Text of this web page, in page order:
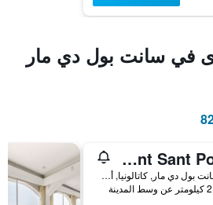
في سانت بول دي مار
Apartment Beach Front Sant Pol
سانت بول دي مار, كاتالونيا, أسبانيا
المدينة